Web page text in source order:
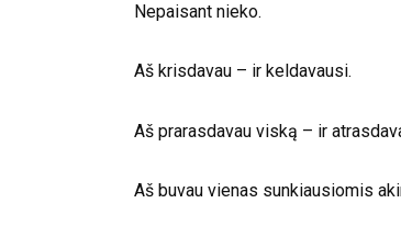
Nepaisant nieko.
Aš krisdavau – ir keldavausi.
Aš prarasdavau viską – ir
Aš buvau vienas sunkiausiomis